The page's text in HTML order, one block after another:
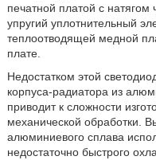
печатной платой с
упругий уплотнительный
теплоотводящей медной
плате.
Недостатком этой
корпуса-радиатора из
приводит к сложности
механической обработки.
алюминиевого сплава
недостаточно быстрого